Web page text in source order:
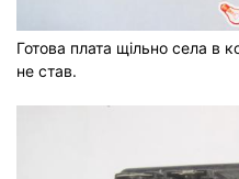
Готова плата щільно села в
не став.